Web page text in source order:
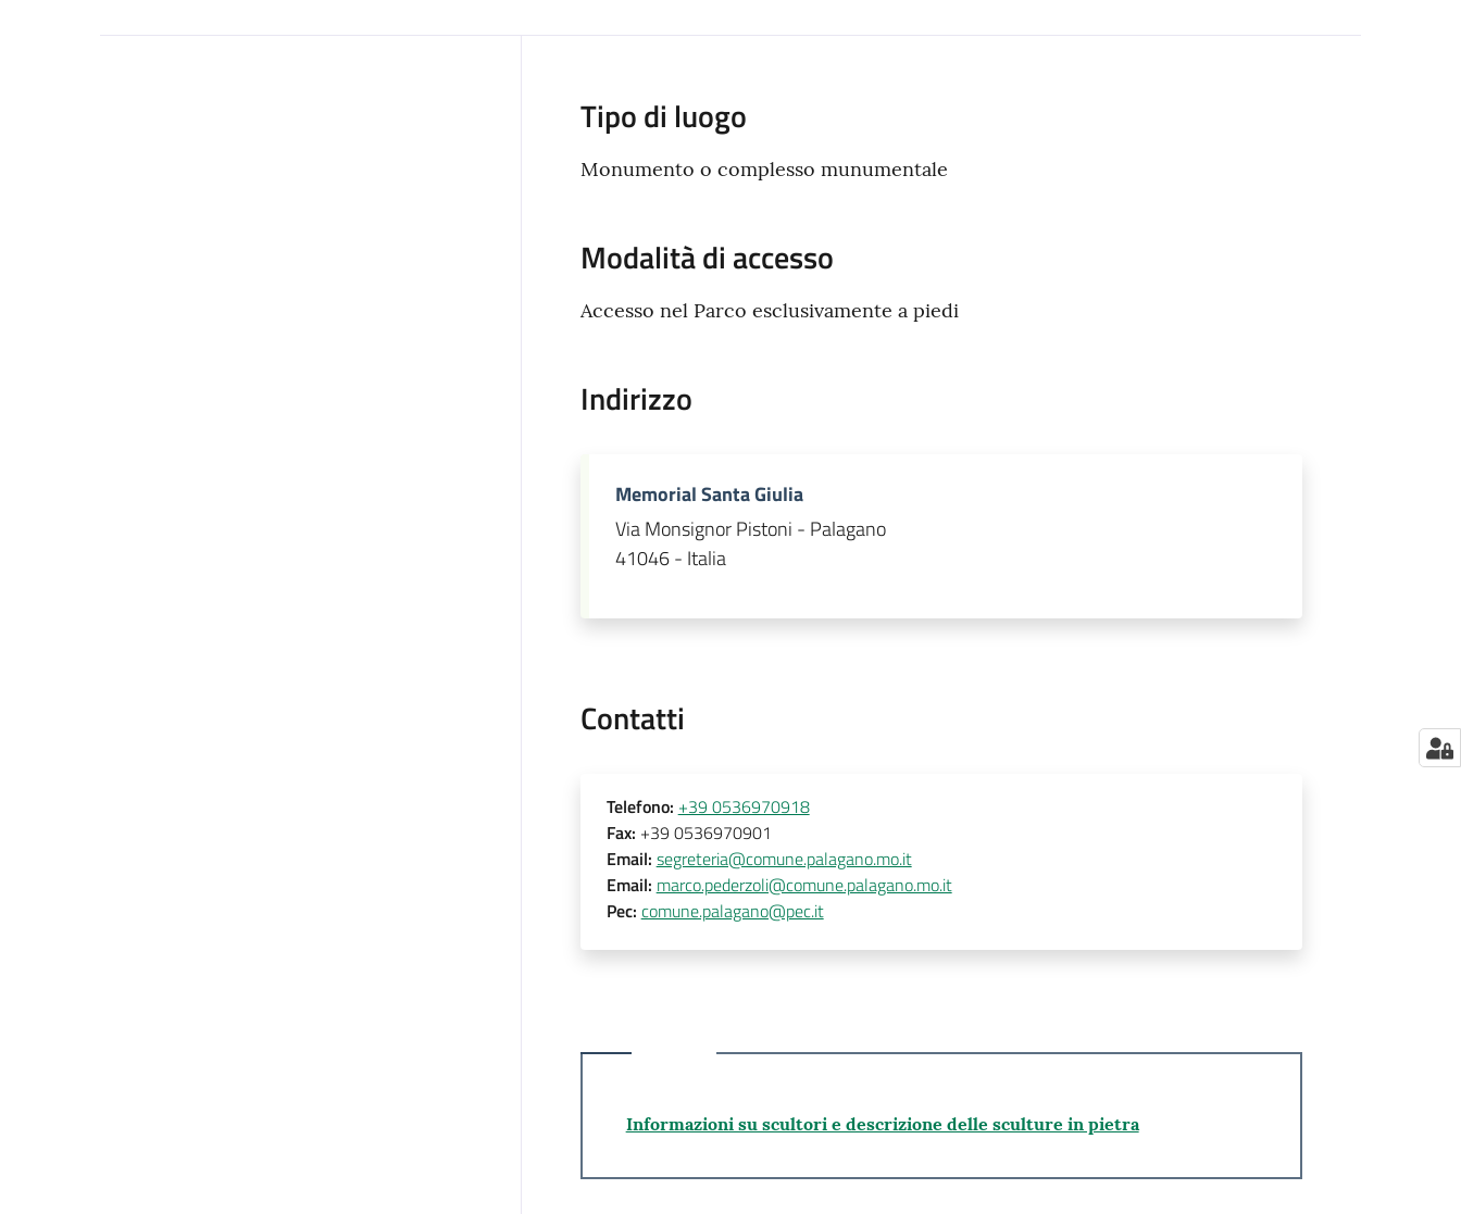
Tipo di luogo
Monumento o complesso munumentale
Modalità di accesso
Accesso nel Parco esclusivamente a piedi
Indirizzo
Memorial Santa Giulia
Via Monsignor Pistoni - Palagano
41046 - Italia
Contatti
Telefono: +39 0536970918
Fax: +39 0536970901
Email: segreteria@comune.palagano.mo.it
Email: marco.pederzoli@comune.palagano.mo.it
Pec: comune.palagano@pec.it
Informazioni su scultori e descrizione delle sculture in pietra